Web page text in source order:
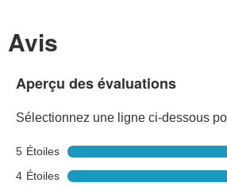
Avis
Aperçu des évaluations
Sélectionnez une ligne ci-dessous
5 Étoiles
4 Étoiles